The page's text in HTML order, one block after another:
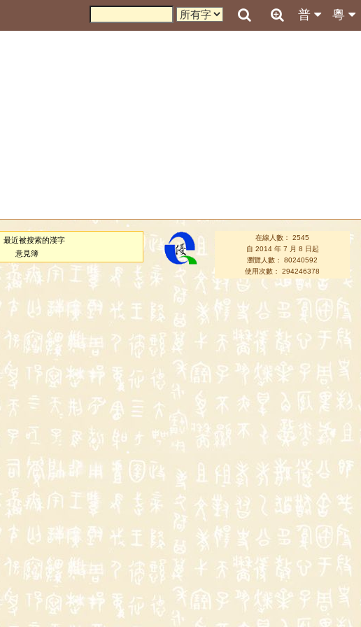
粵
普
最近被搜索的漢字
意見簿
在線人數： 2545
自 2014 年 7 月 8 日起
瀏覽人數： 80240592
使用次數： 294246378